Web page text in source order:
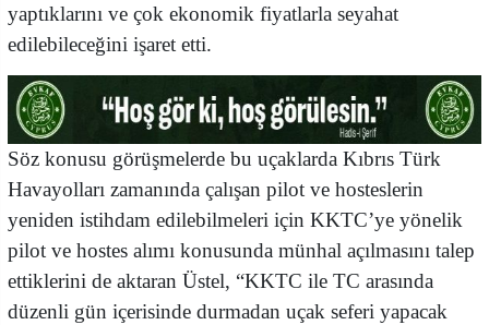
yaptıklarını ve çok ekonomik fiyatlarla seyahat
edilebileceğini işaret etti.
Söz konusu görüşmelerde bu uçaklarda Kıbrıs Türk
Havayolları zamanında çalışan pilot ve hosteslerin
yeniden istihdam edilebilmeleri için KKTC’ye yönelik
pilot ve hostes alımı konusunda münhal açılmasını talep
ettiklerini de aktaran Üstel, “KKTC ile TC arasında
düzenli gün içerisinde durmadan uçak seferi yapacak